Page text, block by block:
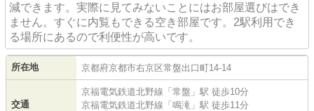
減できます。実際に見てみないことにはお部屋選びはでき
ません。すぐに内覧もできる空き部屋です。2駅利用でき
る場所にあるので利便性が高いです。
所在地 京都府京都市右京区常盤出口町14-14
交通
京福電気鉄道北野線 「 常盤 」駅 徒歩10分
京福電気鉄道北野線 「 鳴滝 」駅 徒歩11分